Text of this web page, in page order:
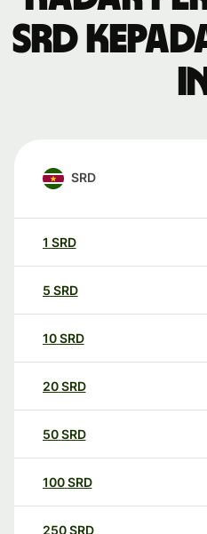
SRD
ini
SRD
1 SRD
5 SRD
10SRD
20SRD
50SRD
100SRD
250SRD